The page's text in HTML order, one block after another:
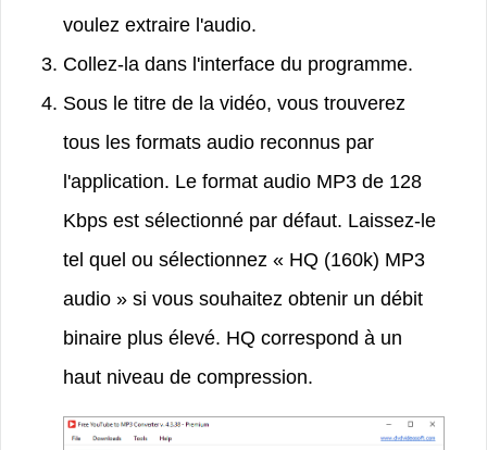
voulez extraire l'audio.
Collez-la dans l'interface du programme.
Sous le titre de la vidéo, vous trouverez
tous les formats audio reconnus par
l'application. Le format audio MP3 de 128
Kbps est sélectionné par défaut. Laissez-le
tel quel ou sélectionnez « HQ (160k) MP3
audio » si vous souhaitez obtenir un débit
binaire plus élevé. HQ correspond à un
haut niveau de compression.